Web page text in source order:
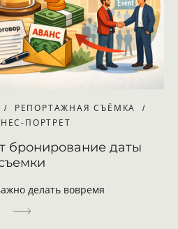
РЕПОРТАЖНАЯ СЪЁМКА
ПОРТРЕТ
бронирование даты
делать вовремя